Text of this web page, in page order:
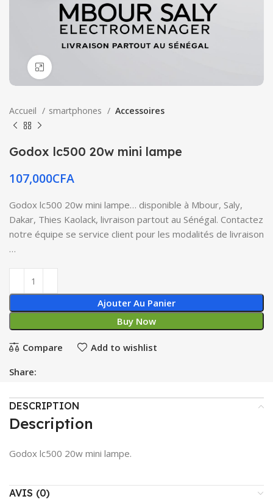
Accueil smartphones Accessoires
Godox lc500 20w mini lampe
107,000CFA
Godox lc500 20w mini lampe… disponible à Mbour, Saly,
Dakar, Thies Kaolack, livraison partout au Sénégal. Contactez
notre équipe se service client pour les modalités de livraison
…
Ajouter Au Panier
Buy Now
Compare Add to wishlist
Share:
DESCRIPTION
Description
Godox lc500 20w mini lampe.
AVIS (0)